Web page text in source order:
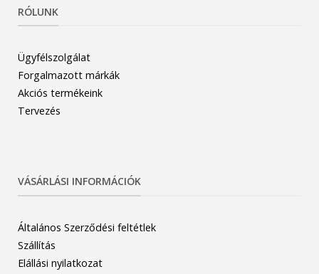
RÓLUNK
Ügyfélszolgálat
Forgalmazott márkák
Akciós termékeink
Tervezés
VÁSÁRLÁSI INFORMÁCIÓK
Általános Szerződési feltétlek
Szállítás
Elállási nyilatkozat